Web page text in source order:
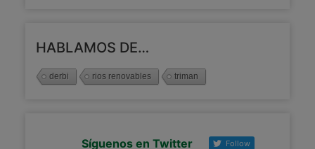
HABLAMOS DE…
derbi rios renovables triman
Síguenos en Twitter Follow